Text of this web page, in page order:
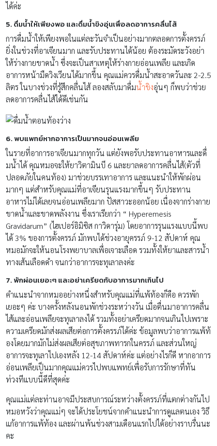
ได้ค่ะ
5. ดื่มน้ำให้เพียงพอ และดื่มน้ำขิงอุ่นเพื่อลดอาการคลื่นไส้
การดื่มน้ำให้เพียงพอในแต่ละวันจำเป็นอย่างมากตลอดการตั้งครรภ์
ยิ่งในช่วงที่อาเจียนมาก และรับประทานได้น้อย ต้องระมัดระวังอย่า
ให้ร่างกายขาดน้ำ ซึ่งจะเป็นสาเหตุให้ร่างกายอ่อนเพลีย และเกิด
อาการหน้ามืดวิงเวียนได้มากขึ้น คุณแม่ควรดื่มน้ำสะอาดวันละ 2-2.5
ลิตร ในบางช่วงที่รู้สึกคลื่นไส้ ลองสลับมาดื่มน้ำขิงอุ่นๆ ก็พบว่าช่วย
ลดอาการคลื่นไส้ได้ดีเช่นกัน
6. พบแพทย์หากอาการเป็นมากจนอ่อนเพลีย
ในรายที่อาการอาเจียนมากทุกวัน แต่ยังพอรับประทานอาหารและดื่
มน้ำได้ คุณหมอจะให้ยาวิตามินบี 6 และยาลดอาการคลื่นไส้(ตัวที่
ปลอดภัยในคนท้อง) มาช่วยบรรเทาอาการ และแนะนำให้พักผ่อน
มากๆ แต่สำหรับคุณแม่ที่อาเจียนรุนแรงมากขึ้นๆ รับประทาน
อาหารไม่ได้เลยจนอ่อนเพลียมาก ปัสสาวะออกน้อย เนื่องจากร่างกาย
ขาดน้ำและขาดพลังงาน ซึ่งเราเรียกว่า “ Hyperemesis
Gravidarum” (ไฮเปอร์อิมิซิส กาวิดารุ่ม) โดยอาการรุนแรงแบบนี้พบ
ได้ 3% ของการตั้งครรภ์ มักพบได้ช่วงอายุครรภ์ 9-12 สัปดาห์ คุณ
หมอมักจะให้นอนโรงพยาบาลเพื่อเจาะเลือด รวมทั้งให้ยาและสารน้ำ
ทางเส้นเลือดดำ จนกว่าอาการจะทุเลาลงค่ะ
7. พักผ่อนเยอะๆ และอย่าเครียดกับอาการมากเกินไป
คำแนะนำจากหมออย่างหนึ่งสำหรับคุณแม่ที่แพ้ท้องก็คือ ควรพัก
เยอะๆ ค่ะ บางครั้งหลังนอนพักช่วงระหว่างวัน เมื่อตื่นมาอาการคลื่น
ไส้และอ่อนเพลียจะทุเลาลงได้ รวมทั้งอย่าเครียดมากจนเกินไปเพราะ
ความเครียดมักส่งผลเสียต่อการตั้งครรภ์ได้ค่ะ ข้อมูลพบว่าอาการแพ้ท้
องโดยมากมักไม่ส่งผลเสียต่อสุขภาพทารกในครรภ์ และส่วนใหญ่
อาการจะทุเลาไปเองหลัง 12-14 สัปดาห์ค่ะ แต่อย่างไรก็ดี หากอาการ
อ่อนเพลียเป็นมากคุณแม่ควรไปพบแพทย์เพื่อรับการรักษาที่ทัน
ท่วงทีแบบนี้ดีที่สุดค่ะ
คุณแม่แต่ละท่านอาจมีประสบการณ์ระหว่างตั้งครรภ์ที่แตกต่างกันไป
หมอหวังว่าคุณแม่ๆ จะได้ประโยชน์จากคำแนะนำการดูแลตนเอง วิธี
แก้อาการแพ้ท้อง และผ่านพ้นช่วงสามเดือนแรกไปได้อย่างราบรื่นนะ
คะ